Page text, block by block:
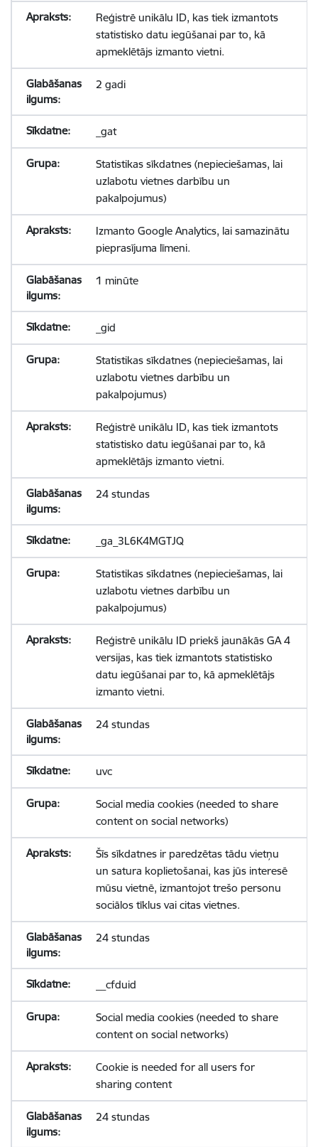
Reģistrē unikālu ID, kas tiek izmantots
statistisko datu iegūšanai par to, kā
apmeklētājs izmanto vietni.
2 gadi
_gat
Statistikas sīkdatnes (nepieciešamas, lai
uzlabotu vietnes darbību un
pakalpojumus)
Izmanto Google Analytics, lai samazinātu
pieprasījuma līmeni.
1 minūte
_gid
Statistikas sīkdatnes (nepieciešamas, lai
uzlabotu vietnes darbību un
pakalpojumus)
Reģistrē unikālu ID, kas tiek izmantots
statistisko datu iegūšanai par to, kā
apmeklētājs izmanto vietni.
24 stundas
_ga_3L6K4MGTJQ
Statistikas sīkdatnes (nepieciešamas, lai
uzlabotu vietnes darbību un
pakalpojumus)
Reģistrē unikālu ID priekš jaunākās GA 4
versijas, kas tiek izmantots statistisko
datu iegūšanai par to, kā apmeklētājs
izmanto vietni.
24 stundas
uvc
Social media cookies (needed to share
content on social networks)
Šīs sīkdatnes ir paredzētas tādu vietņu
un satura koplietošanai, kas jūs interesē
mūsu vietnē, izmantojot trešo personu
sociālos tīklus vai citas vietnes.
24 stundas
__cfduid
Social media cookies (needed to share
content on social networks)
Cookie is needed for all users for
sharing content
24 stundas